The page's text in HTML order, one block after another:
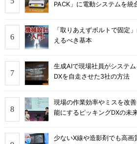
PACK」に電動システムを統
「取りあえずボルトで固定
えるべき基本
生成AIで現場社員がシステ
DXを自走させた3社の方法
現場の作業効率やミスを改
能にするピッキングDXの未
少ないX線や造影剤でも高